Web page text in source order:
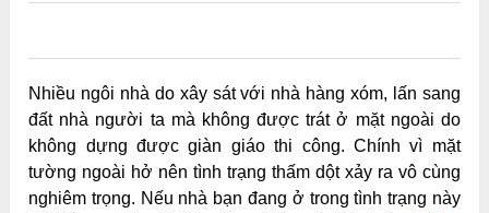
Nhiều ngôi nhà do xây sát với nhà hàng xóm, lấn sang
đất nhà người ta mà không được trát ở mặt ngoài do
không dựng được giàn giáo thi công. Chính vì mặt
tường ngoài hở nên tình trạng thấm dột xảy ra vô cùng
nghiêm trọng. Nếu nhà bạn đang ở trong tình trạng này